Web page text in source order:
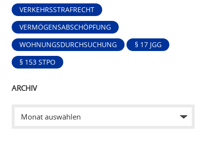
VERKEHRSSTRAFRECHT
VERMÖGENSABSCHÖPFUNG
WOHNUNGSDURCHSUCHUNG § 17 JGG
§ 153 STPO
ARCHIV